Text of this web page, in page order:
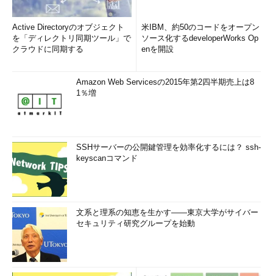
Active Directoryのオブジェクト
を「ディレクトリ同期ツール」で
クラウドに同期する
米IBM、約50のコードをオープン
ソース化するdeveloperWorks Op
enを開設
Amazon Web Servicesの2015年第2四半期売上は8
1％増
SSHサーバーの公開鍵管理を効率化するには？ ssh-
keyscanコマンド
文系と理系の知恵を生かす――東京大学がサイバー
セキュリティ研究グループを始動